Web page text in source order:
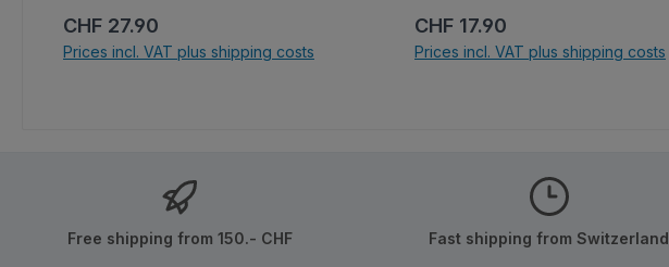
Regular price:
CHF 27.90
Prices incl. VAT plus shipping costs
Regular price:
CHF 17.90
Prices incl. VAT plus shipping costs
Free shipping from 150.- CHF Fast shipping from Switzerland